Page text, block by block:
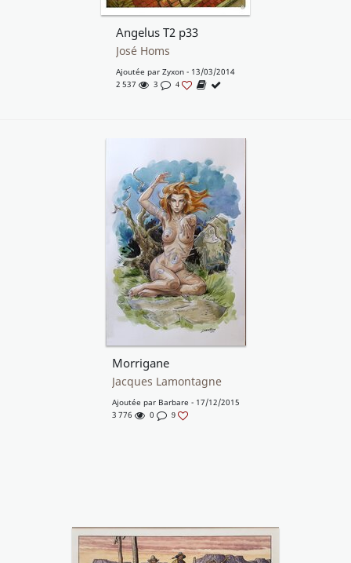
Angelus T2 p33
José Homs
Ajoutée par Zyxon - 13/03/2014
2 537
3 4
Morrigane
Jacques Lamontagne
Ajoutée par Barbare - 17/12/2015
3 776
0 9